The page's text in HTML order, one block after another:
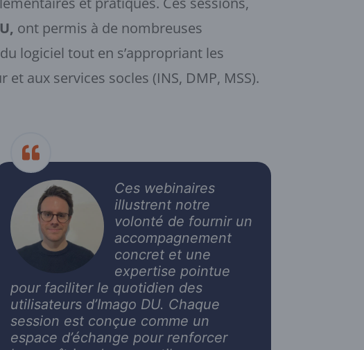
ont permis à de nombreuses
logiciel tout en s’appropriant les
aux services socles (INS, DMP, MSS).
Ces webinaires
illustrent notre
volonté de fournir un
accompagnement
concret et une
expertise pointue
pour faciliter le quotidien des
utilisateurs d’Imago DU. Chaque
session est conçue comme un
espace d’échange pour renforcer